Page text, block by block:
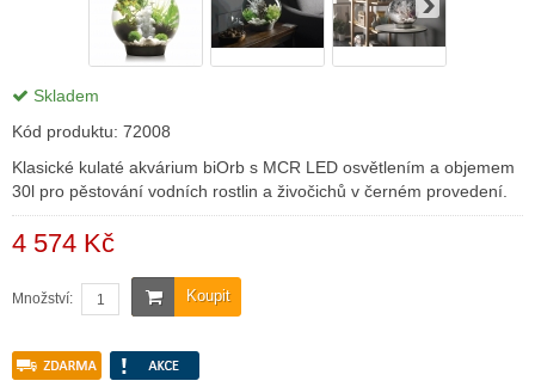
Skladem
Kód produktu: 72008
Klasické kulaté akvárium biOrb s MCR LED osvětlením a objemem
30l pro pěstování vodních rostlin a živočichů v černém provedení.
4 574 Kč
Koupit
Množství: